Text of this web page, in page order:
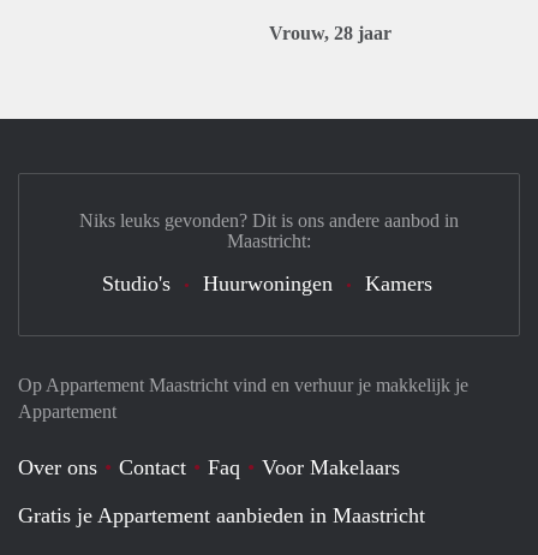
Vrouw, 28 jaar
Op Appartement Maastricht vind en verhuur je makkelijk je
Appartement
Over ons Contact Faq
Voor Makelaars
Gratis je Appartement aanbieden in Maastricht
Niks leuks gevonden? Dit is ons andere aanbod in
Maastricht:
Studio's Huurwoningen Kamers